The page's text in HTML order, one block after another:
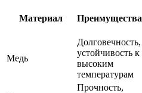
Материал Преимущества
Медь
Долговечность,
устойчивость к
высоким
температурам
Прочность,